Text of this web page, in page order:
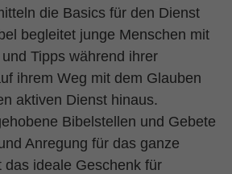
die Basics für den Dienst
begleitet junge Menschen mit
Tipps während ihrer
ihrem Weg mit dem Glauben
aktiven Dienst hinaus.
Bibelstellen und Gebete
Anregung für das ganze
das ideale Geschenk für